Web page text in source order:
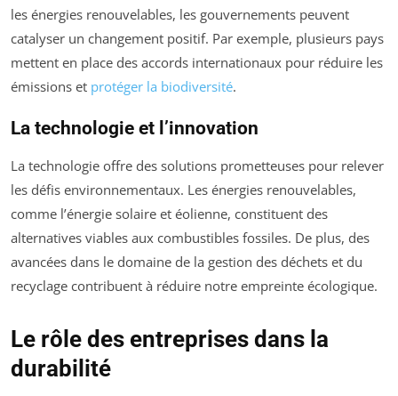
les énergies renouvelables, les gouvernements peuvent
catalyser un changement positif. Par exemple, plusieurs pays
mettent en place des accords internationaux pour réduire les
émissions et protéger la biodiversité.
La technologie et l’innovation
La technologie offre des solutions prometteuses pour relever
les défis environnementaux. Les énergies renouvelables,
comme l’énergie solaire et éolienne, constituent des
alternatives viables aux combustibles fossiles. De plus, des
avancées dans le domaine de la gestion des déchets et du
recyclage contribuent à réduire notre empreinte écologique.
Le rôle des entreprises dans la
durabilité